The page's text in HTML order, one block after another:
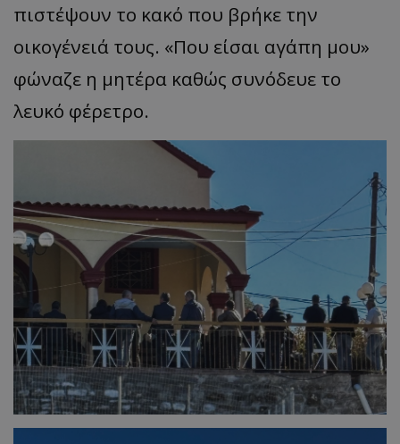
πιστέψουν το κακό που βρήκε την
οικογένειά τους. «Που είσαι αγάπη μου»
φώναζε η μητέρα καθώς συνόδευε το
λευκό φέρετρο.